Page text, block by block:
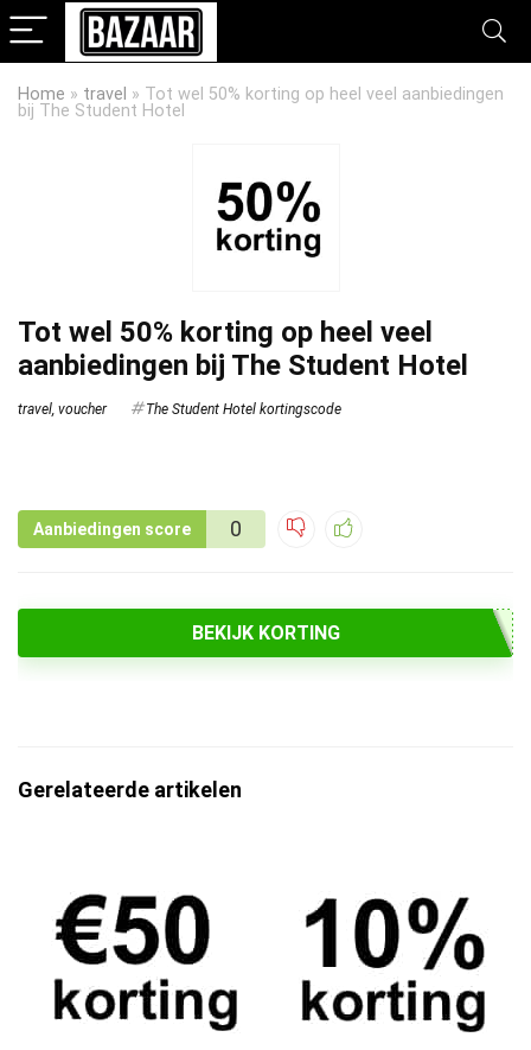
Home » travel » Tot wel 50% korting op heel veel aanbiedingen
bij The Student Hotel
Tot wel 50% korting op heel veel
aanbiedingen bij The Student Hotel
travel, voucher The Student Hotel kortingscode
Aanbiedingen score 0
BEKIJK KORTING
Gerelateerde artikelen